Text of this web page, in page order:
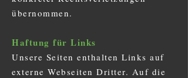
übernommen.
Haftung für Links
Unsere Seiten enthalten Links auf
externe Webseiten Dritter. Auf die